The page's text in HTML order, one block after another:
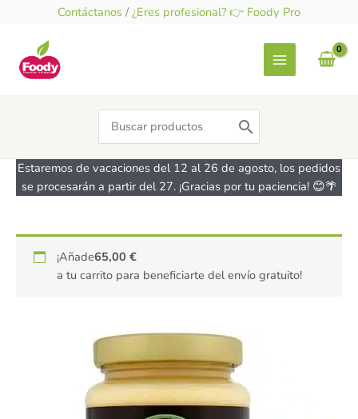
contenido
Contáctanos / ¿Eres profesional? 👉 Foody Pro
Search
for:
Estaremos de vacaciones del 12 al 26 de agosto, los pedidos
se procesarán a partir del 27. ¡Gracias por tu paciencia! 😊🌴
¡Añade65,00€
a tu carrito para beneficiarte del envío gratuito!
Pasta
de
Jengibre